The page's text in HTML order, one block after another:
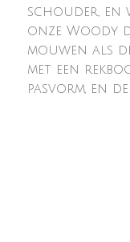
schouder,
onze Woody
mouwen als
met een
pasvorm, en